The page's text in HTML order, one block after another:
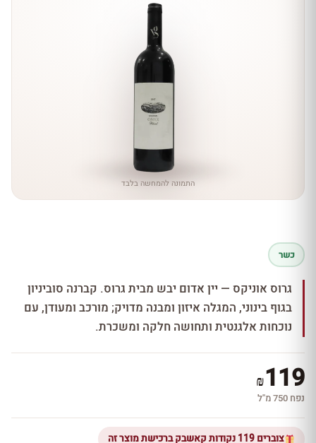
התמונה להמחשה בלבד
כשר
גרוס אוניקס — יין אדום יבש מבית גרוס. קברנה סוביניון
בגוף בינוני, המגלה איזון ומבנה מדויק; מורכב ומעודן, עם
נוכחות אלגנטית ותחושה חלקה ומשכרת.
₪119
נפח 750 מ''ל
צוברים 119 נקודות קאשבק ברכישת מוצר זה